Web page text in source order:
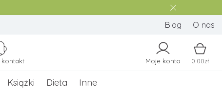
Blog O nas
Moje konto 0.00zł
kontakt
Książki Dieta Inne